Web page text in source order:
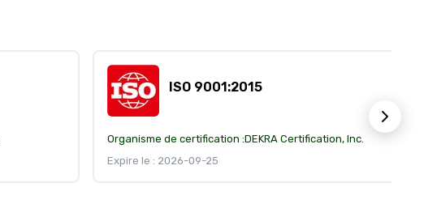
ISO 9001:2015
Organisme de certification :DEKRA Certification, Inc.
Expire le : 2026-09-25